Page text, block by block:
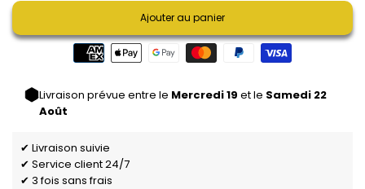
Ajouter au panier
Livraison prévue entre le Mercredi 19 et le Samedi 22
Août
✔ Livraison suivie
✔ Service client 24/7
✔ 3 fois sans frais